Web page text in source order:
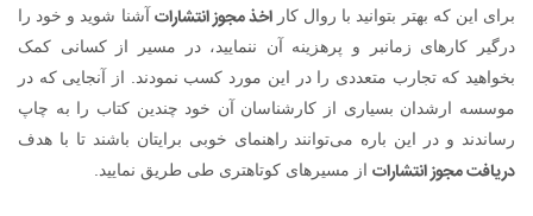
برای این که بهتر بتوانید با روال کاراخذ مجوز انتشارات آشنا شوید و خود را
درگیر کارهای زمانبر و پرهزینه آن ننمایید، در مسیر از کسانی کمک
بخواهید که تجارب متعددی را در این مورد کسب نمودند. از آنجایی که در
موسسه ارشدان بسیاری از کارشناسان آن خود چندین کتاب را به چاپ
رساندند و در این باره می‌توانند راهنمای خوبی برایتان باشند تا با هدف
دریافت مجوز انتشارات از مسیرهای کوتاهتری طی طریق نمایید.